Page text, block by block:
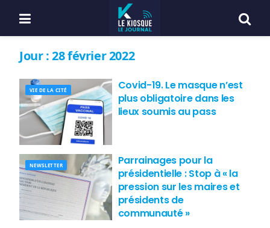
Jour :28 février 2022
VIE DE LA CITÉ
Covid-19. Le masque n’est
plus obligatoire dans les
lieux soumis au pass
NEWSLETTER
Parrainages pour la
présidentielle : Stop à « la
pression sur les maires et
présidents de
communauté »